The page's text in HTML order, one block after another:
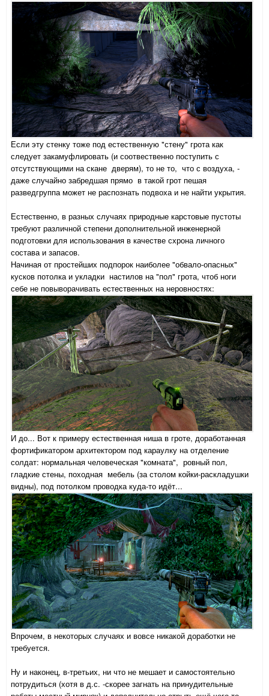
Если эту стенку тоже под естественную "стену" грота как
следует закамуфлировать (и соотвественно поступить с
отсутствующими на скане дверям), то не то, что с воздуха, -
даже случайно забредшая прямо в такой грот пешая
разведгруппа может не распознать подвоха и не найти укрытия.
Естественно, в разных случаях природные карстовые пустоты
требуют различной степени дополнительной инженерной
подготовки для использования в качестве схрона личного
состава и запасов.
Начиная от простейших подпорок наиболее "обвало-опасных"
кусков потолка и укладки настилов на "пол" грота, чтоб ноги
себе не повыворачивать естественных на неровностях:
И до... Вот к примеру естественная ниша в гроте, доработанная
фортификатором архитектором под караулку на отделение
солдат: нормальная человеческая "комната", ровный пол,
гладкие стены, походная мебель (за столом койки-раскладушки
видны), под потолком проводка куда-то идёт...
Впрочем, в некоторых случаях и вовсе никакой доработки не
требуется.
Ну и наконец, в-третьих, ни что не мешает и самостоятельно
потрудиться (хотя в д.с. -скорее загнать на принудительные